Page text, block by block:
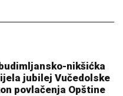
nikšićka
jubilej Vučedolske
povlačenja Opštine